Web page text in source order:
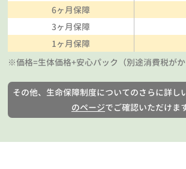
6ヶ月保障
3ヶ月保障
1ヶ月保障
※価格=生体価格+安心パック（別途消費税がか
その他、生命保障制度についてのさらに詳し
のページでご確認いただけま